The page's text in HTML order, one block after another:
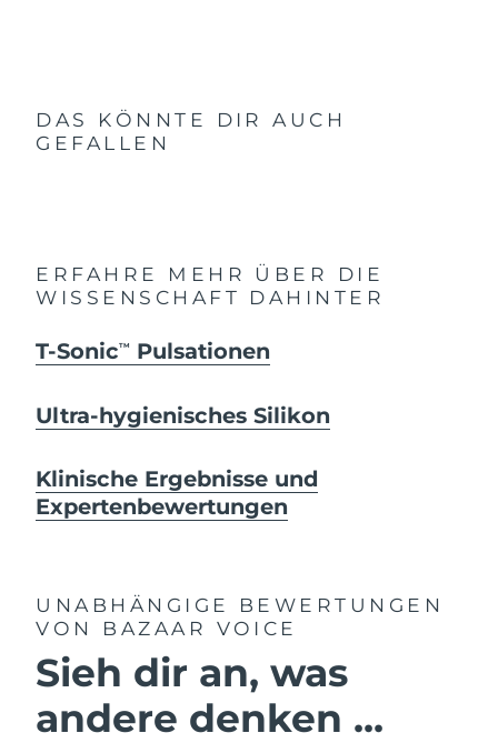
DAS KÖNNTE DIR AUCH
GEFALLEN
ERFAHRE MEHR ÜBER DIE
WISSENSCHAFT DAHINTER
T-SonicTM Pulsationen
Ultra-hygienisches Silikon
Klinische Ergebnisse und
Expertenbewertungen
UNABHÄNGIGE BEWERTUNGEN
VON BAZAAR VOICE
Sieh dir an, was
andere denken ...